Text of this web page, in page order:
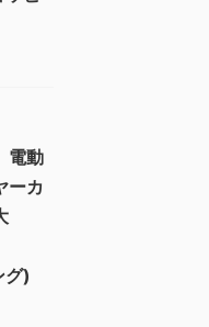
電動
ーカ
グ)